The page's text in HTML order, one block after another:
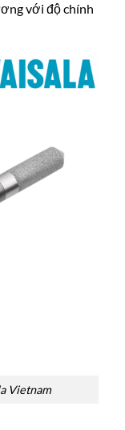
với độ chính
Vietnam